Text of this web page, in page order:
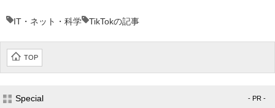
IT・ネット・科学 TikTokの記事
TOP
Special - PR -